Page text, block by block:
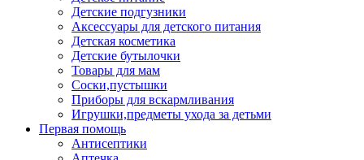
Детские подгузники
Аксессуары для детского питания
Детская косметика
Детские бутылочки
Товары для мам
Соски,пустышки
Приборы для вскармливания
Игрушки,предметы ухода за детьми
Первая помощь
Антисептики